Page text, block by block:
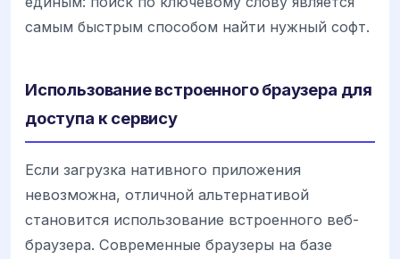
самым быстрым способом найти нужный софт.
Использование встроенного браузера для
доступа к сервису
Если загрузка нативного приложения
невозможна, отличной альтернативой
становится использование встроенного веб-
браузера. Современные браузеры на базе